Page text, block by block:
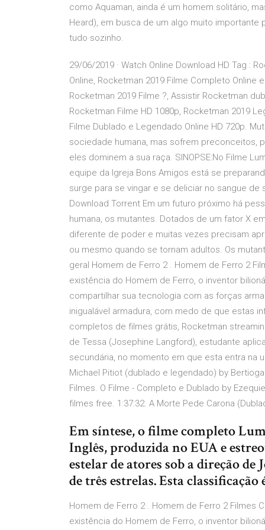
como Aquaman, ainda é um homem solitário,
Heard), em busca de um algo muito
tudo sozinho.
29/06/2019 · Watch Online Download HD Tag :
Online, Rocketman 2019 Filme Completo Online
Rocketman 2019 Filme ?, Assistir Rocketman
Rocketman Filme HD 1080p, Rocketman 2019
Filme Dublado e Legendado Online HD 720p.
sociedade humana, mas sofrem preconceitos,
eles dominem a sua raça. SINOPSE:No Filme
equipe da Igreja Bons Amigos está se
surge para se vingar e se deliciar no sangue de
Download Torrent Em um futuro próximo há
humana, os mutantes. Dotados de um fator X
diferente de poder e muitas vezes precisam
ou mesmo quando se tornam adultos. Os
geral Homem de Ferro 2 . Homem de Ferro 2
existência do Homem de Ferro, o inventor
compartilhar sua tecnologia com as forças
inigualável armadura, com medo de que estas
completos de filmes grátis, Rocketman
de Tessa (Josephine Langford), estudante
secundária, no momento em que esta entra na
Michael Pitiot (dublado e legendado) by
Filmes. O Filme - Completo e Dublado by
filmes free. 1:37:32. A Morte Pede Carona
Em síntese, o filme completo
Inglês, produzida no EUA e
estelar de atores sob a direção
de três estrelas. Esta
Homem de Ferro 2 . Homem de Ferro 2 Filmes
existência do Homem de Ferro, o inventor